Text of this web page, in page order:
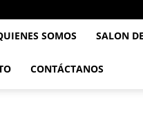
SOMOS SALON
CONTÁCTANOS